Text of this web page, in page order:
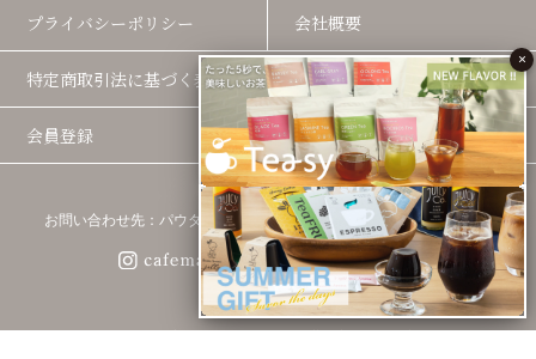
特定商取引法に基づく表示
会社概要
プライバシーポリシー
会員登録 ログイン
お問い合わせ先：パウダーフーズフォレスト株式会社
copyright © INIC MARKET all right reserved
×